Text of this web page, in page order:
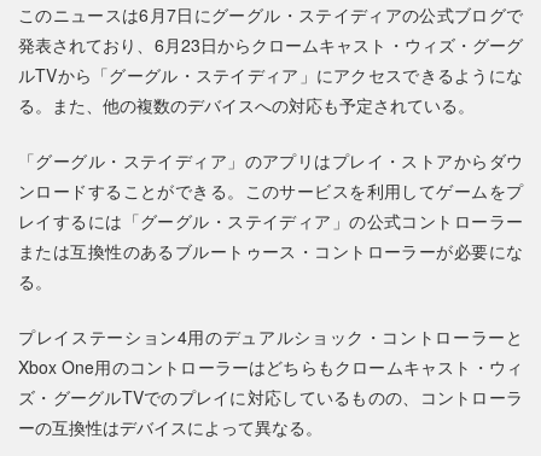
このニュースは6月7日にグーグル・ステイディアの公式ブログで
発表されており、6月23日からクロームキャスト・ウィズ・グーグ
ルTVから「グーグル・ステイディア」にアクセスできるようにな
る。また、他の複数のデバイスへの対応も予定されている。
「グーグル・ステイディア」のアプリはプレイ・ストアからダウ
ンロードすることができる。このサービスを利用してゲームをプ
レイするには「グーグル・ステイディア」の公式コントローラー
または互換性のあるブルートゥース・コントローラーが必要にな
る。
プレイステーション4用のデュアルショック・コントローラーと
Xbox One用のコントローラーはどちらもクロームキャスト・ウィ
ズ・グーグルTVでのプレイに対応しているものの、コントローラ
ーの互換性はデバイスによって異なる。